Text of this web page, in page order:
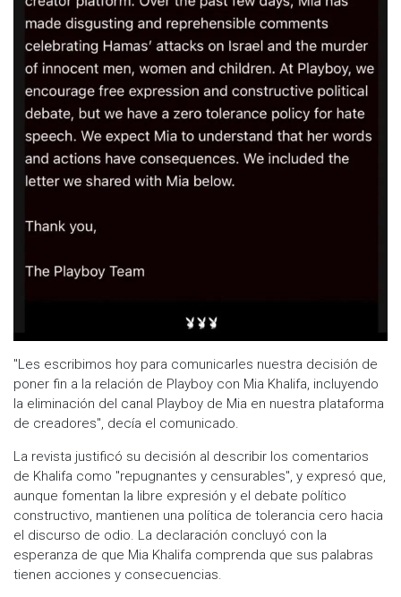
"Les escribimos hoy para comunicarles nuestra decisión de
poner fin a la relación de Playboy con Mia Khalifa, incluyendo
la eliminación del canal Playboy de Mia en nuestra plataforma
de creadores", decía el comunicado.
La revista justificó su decisión al describir los comentarios
de Khalifa como "repugnantes y censurables", y expresó que,
aunque fomentan la libre expresión y el debate político
constructivo, mantienen una política de tolerancia cero hacia
el discurso de odio. La declaración concluyó con la
esperanza de que Mia Khalifa comprenda que sus palabras
tienen acciones y consecuencias.